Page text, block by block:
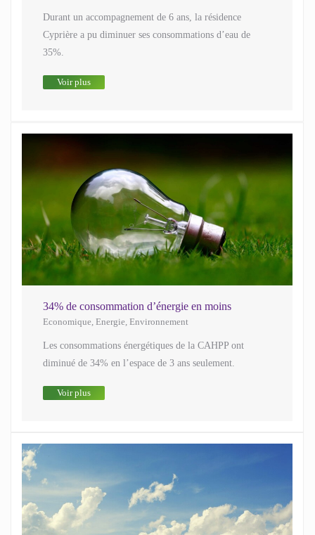
Durant un accompagnement de 6 ans, la résidence
Cyprière a pu diminuer ses consommations d’eau de
35%.
Voir plus
34% de consommation d’énergie en moins
Economique, Energie, Environnement
Les consommations énergétiques de la CAHPP ont
diminué de 34% en l’espace de 3 ans seulement.
Voir plus